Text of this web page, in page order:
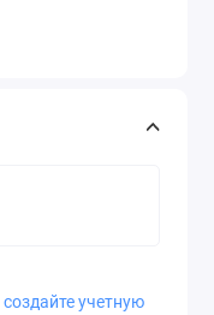
создайте учетную